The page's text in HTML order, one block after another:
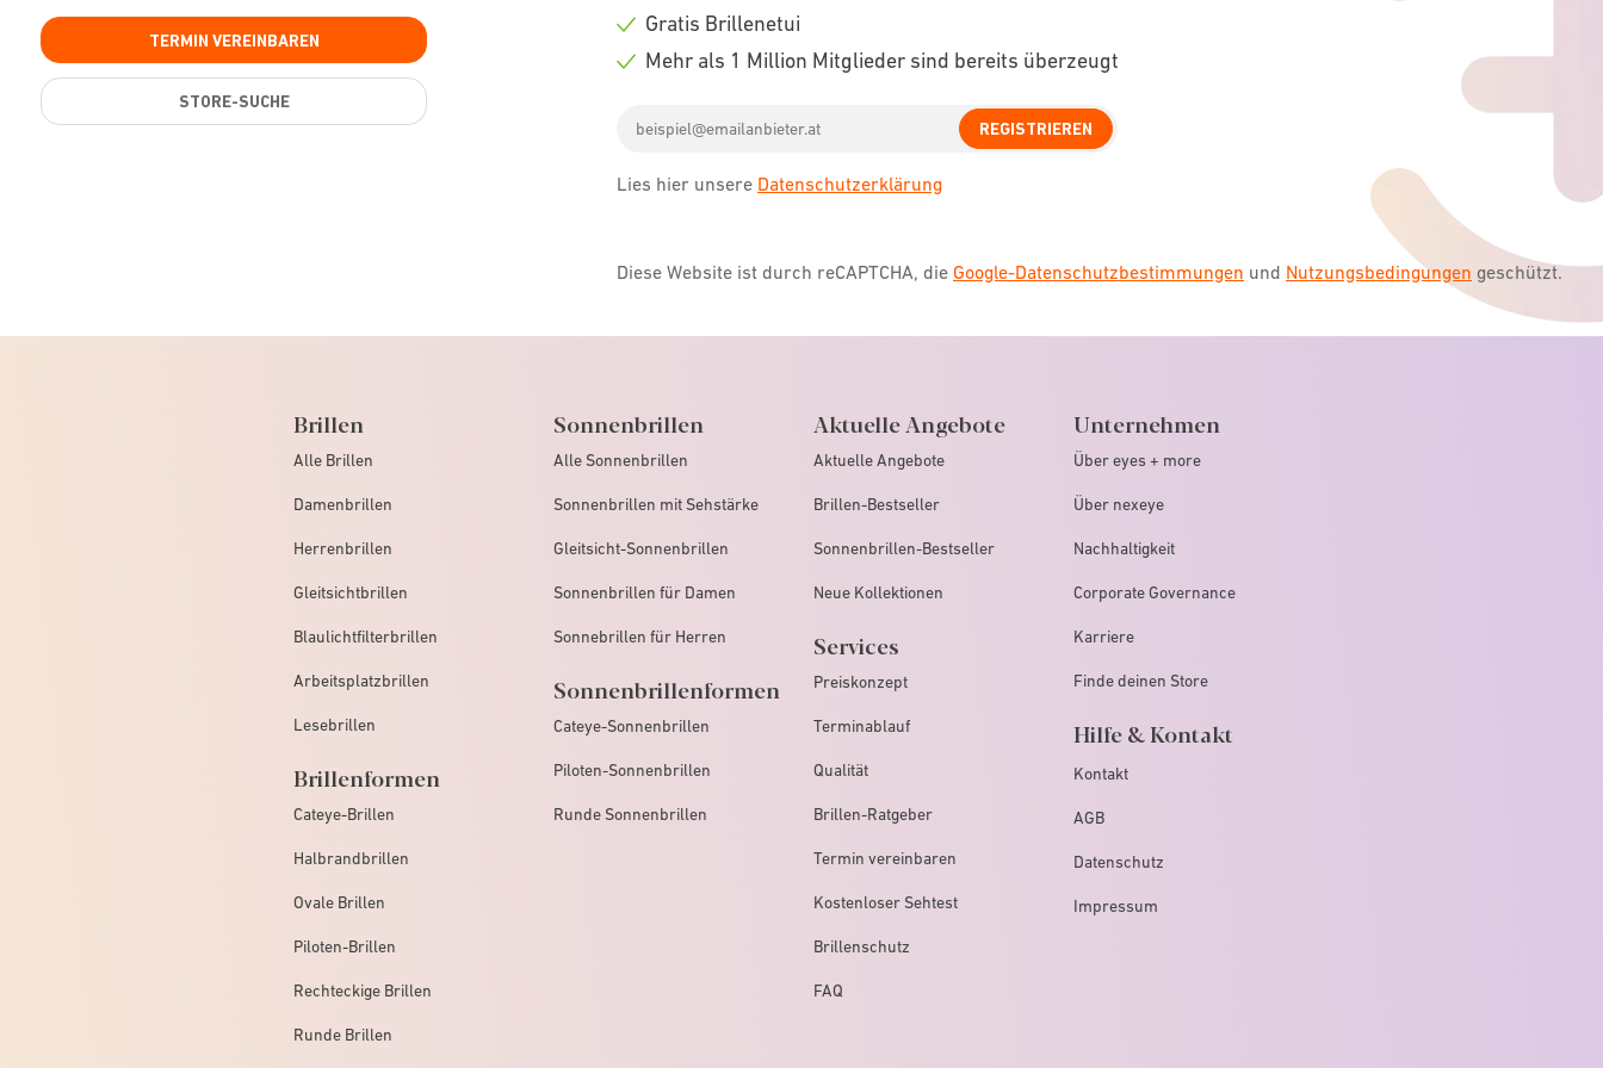
TERMIN VEREINBAREN
STORE-SUCHE
Check
Check
Gratis Brillenetui
Mehr als 1 Million Mitglieder sind bereits überzeugt
address
REGISTRIEREN
Lies hier unsere Datenschutzerklärung
Diese Website ist durch reCAPTCHA, die Google-Datenschutzbestimmungen und Nutzungsbedingungen geschützt.
Brillen
Alle Brillen
Damenbrillen
Herrenbrillen
Gleitsichtbrillen
Blaulichtfilterbrillen
Arbeitsplatzbrillen
Lesebrillen
Brillenformen
Cateye-Brillen
Halbrandbrillen
Ovale Brillen
Piloten-Brillen
Rechteckige Brillen
Runde Brillen
Sonnenbrillen
Alle Sonnenbrillen
Sonnenbrillen mit Sehstärke
Gleitsicht-Sonnenbrillen
Sonnenbrillen für Damen
Sonnebrillen für Herren
Sonnenbrillenformen
Cateye-Sonnenbrillen
Piloten-Sonnenbrillen
Runde Sonnenbrillen
Aktuelle Angebote
Aktuelle Angebote
Brillen-Bestseller
Sonnenbrillen-Bestseller
Neue Kollektionen
Services
Preiskonzept
Terminablauf
Qualität
Brillen-Ratgeber
Termin vereinbaren
Kostenloser Sehtest
Brillenschutz
FAQ
Unternehmen
Über eyes + more
Über nexeye
Nachhaltigkeit
Corporate Governance
Karriere
Finde deinen Store
Hilfe & Kontakt
Kontakt
AGB
Datenschutz
Impressum